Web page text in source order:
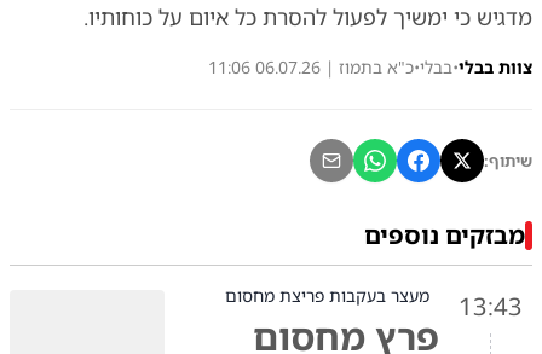
מדגיש כי ימשיך לפעול להסרת כל איום על כוחותיו.
צוות בבלי•בבלי•כ"א בתמוז | 06.07.26 11:06
שיתוף:
מבזקים נוספים
13:43 מעצר בעקבות פריצת מחסום
פרץ מחסום